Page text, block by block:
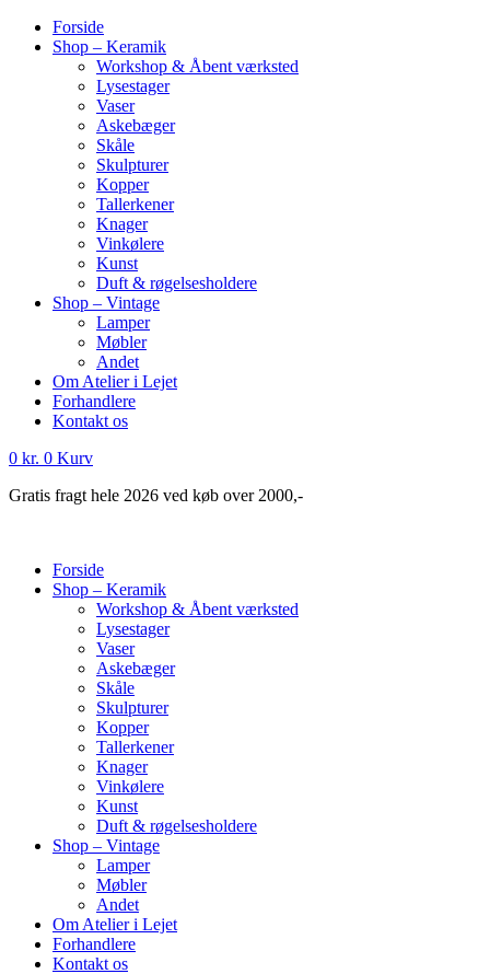
Forside
Shop – Keramik
Workshop & Åbent værksted
Lysestager
Vaser
Askebæger
Skåle
Skulpturer
Kopper
Tallerkener
Knager
Vinkølere
Kunst
Duft & røgelsesholdere
Shop – Vintage
Lamper
Møbler
Andet
Om Atelier i Lejet
Forhandlere
Kontakt os
0 kr. 0 Kurv
Gratis fragt hele 2026 ved køb over 2000,-
Forside
Shop – Keramik
Workshop & Åbent værksted
Lysestager
Vaser
Askebæger
Skåle
Skulpturer
Kopper
Tallerkener
Knager
Vinkølere
Kunst
Duft & røgelsesholdere
Shop – Vintage
Lamper
Møbler
Andet
Om Atelier i Lejet
Forhandlere
Kontakt os